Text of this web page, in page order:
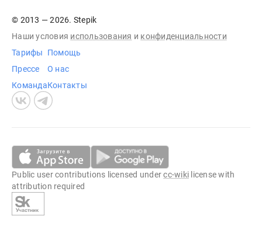
© 2013 — 2026. Stepik
Наши условия использования и конфиденциальности
Тарифы
Прессе
Команда
Помощь
О нас
Контакты
Public user contributions licensed undercc-wiki license with
attribution required